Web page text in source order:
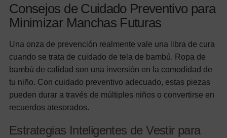
Consejos de Cuidado Preventivo para
Minimizar Manchas Futuras
Una onza de prevención realmente vale una libra de cura
cuando se trata de cuidado de tela de bambú. Ropa de
bambú de calidad son una inversión en la comodidad de
tu niño. Con cuidado preventivo adecuado, estas piezas
pueden durar a través de múltiples niños o convertirse en
recuerdos atesorados.
Estrategias Inteligentes de Vestir para